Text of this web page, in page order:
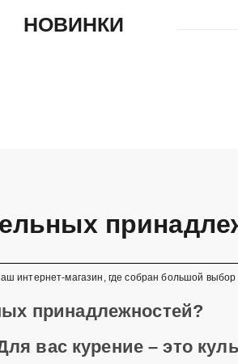
НОВИНКИ
интернет-магазин, где собран большой выбор
курительных
вас курение – это